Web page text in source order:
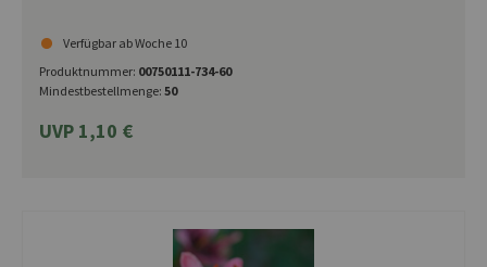
Verfügbar ab Woche 10
Produktnummer: 00750111-734-60
Mindestbestellmenge: 50
UVP 1,10 €